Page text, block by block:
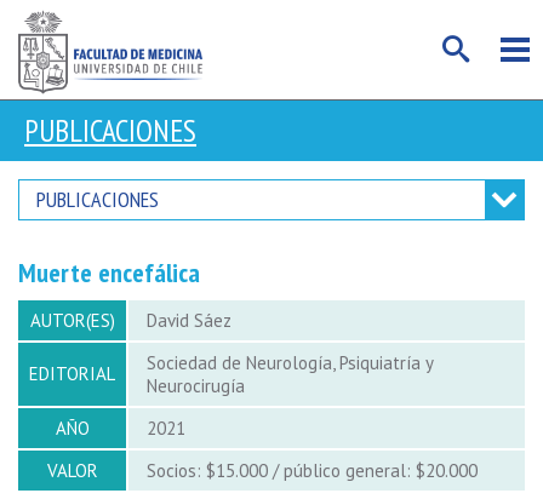
PUBLICACIONES
PUBLICACIONES
Muerte encefálica
AUTOR(ES) David Sáez
EDITORIAL
Sociedad de Neurología, Psiquiatría y
Neurocirugía
AÑO
2021
VALOR
Socios: $15.000 / público general: $20.000